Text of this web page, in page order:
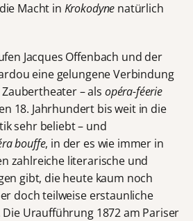
Macht in Krokodyne natürlich
Jacques Offenbach und der
eine gelungene Verbindung
– als opéra-féerie
18. Jahrhundert bis weit in die
sehr beliebt – und
bouffe, in der es wie immer in
zahlreiche literarische und
gibt, die heute kaum noch
doch teilweise erstaunliche
Uraufführung 1872 am Pariser